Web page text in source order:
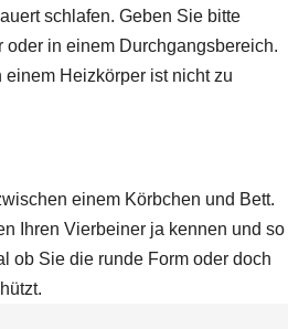
schlafen. Geben Sie bitte
oder in einem Durchgangsbereich.
Heizkörper ist nicht zu
einem Körbchen und Bett.
Ihren Vierbeiner ja kennen und so
ob Sie die runde Form oder doch